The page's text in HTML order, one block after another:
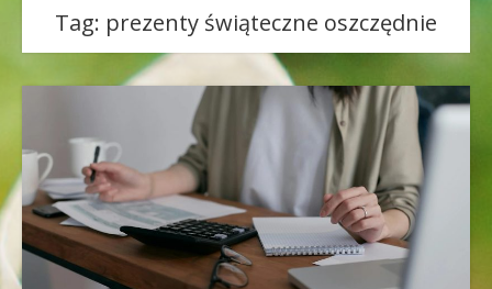
Tag: prezenty świąteczne oszczędnie